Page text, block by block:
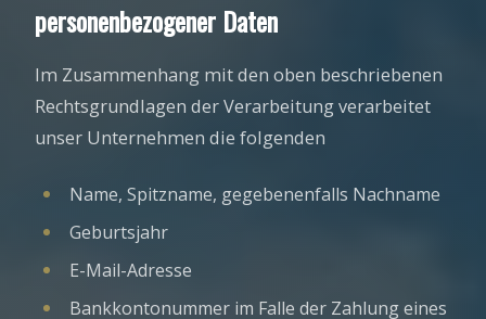
personenbezogener Daten
Im Zusammenhang mit den oben beschriebenen
Rechtsgrundlagen der Verarbeitung verarbeitet
unser Unternehmen die folgenden
Name, Spitzname, gegebenenfalls Nachname
Geburtsjahr
E-Mail-Adresse
Bankkontonummer im Falle der Zahlung eines